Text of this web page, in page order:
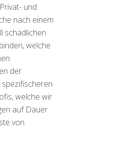
und
nach einem
schädlichen
welche
der
welche wir
auf Dauer
von